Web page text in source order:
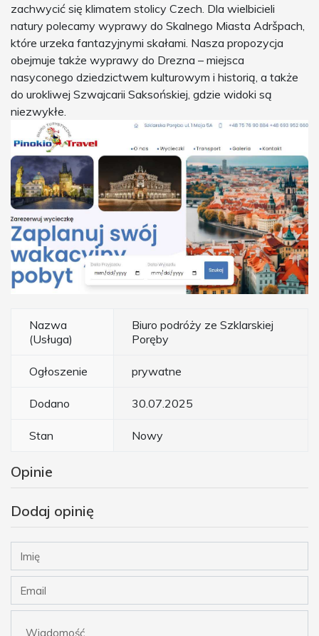
zachwycić się klimatem stolicy Czech. Dla wielbicieli
natury polecamy wyprawy do Skalnego Miasta Adršpach,
które urzeka fantazyjnymi skałami. Nasza propozycja
obejmuje także wyprawy do Drezna – miejsca
nasyconego dziedzictwem kulturowym i historią, a także
do urokliwej Szwajcarii Saksońskiej, gdzie widoki są
niezwykłe.
Nazwa
(Usługa)
Biuro podróży ze Szklarskiej
Poręby
Ogłoszenie prywatne
Dodano 30.07.2025
Stan Nowy
Opinie
Dodaj opinię